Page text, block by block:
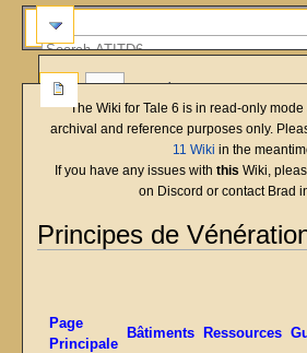
The Wiki for Tale 6 is in read-only
archival and reference purposes only.
11 Wiki in the
If you have any issues with this Wiki,
on Discord or contact Brad
Principes de
navigation
search
English Deutsch français
Page
Principale
Bâtiments Ressources
more